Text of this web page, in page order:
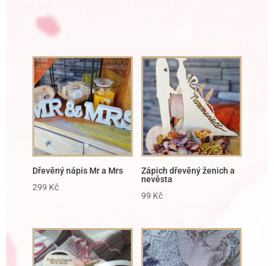
Dřevěný nápis Mr a Mrs
299 Kč
Zápich dřevěný ženich a
nevěsta
99 Kč